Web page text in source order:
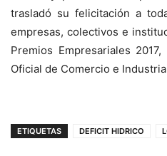
trasladó su felicitación a
empresas, colectivos e
Premios Empresariales
Oficial de Comercio e
ETIQUETAS DEFICIT HIDRICO